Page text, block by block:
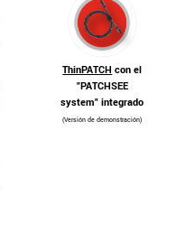
ThinPATCH con el
"PATCHSEE
system" integrado
(Versión de demonstración)